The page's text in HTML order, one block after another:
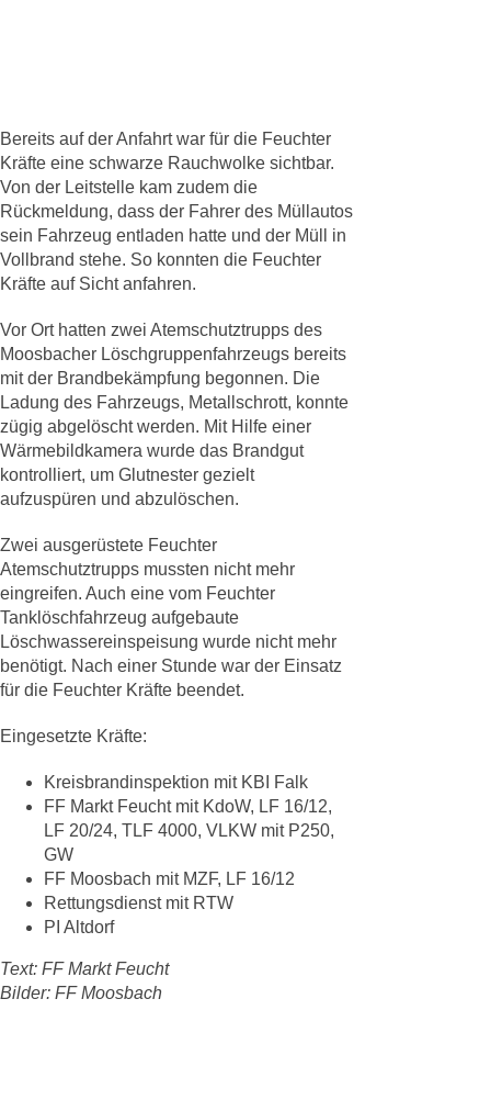
Bereits auf der Anfahrt war für die Feuchter
Kräfte eine schwarze Rauchwolke sichtbar.
Von der Leitstelle kam zudem die
Rückmeldung, dass der Fahrer des Müllautos
sein Fahrzeug entladen hatte und der Müll in
Vollbrand stehe. So konnten die Feuchter
Kräfte auf Sicht anfahren.
Vor Ort hatten zwei Atemschutztrupps des
Moosbacher Löschgruppenfahrzeugs bereits
mit der Brandbekämpfung begonnen. Die
Ladung des Fahrzeugs, Metallschrott, konnte
zügig abgelöscht werden. Mit Hilfe einer
Wärmebildkamera wurde das Brandgut
kontrolliert, um Glutnester gezielt
aufzuspüren und abzulöschen.
Zwei ausgerüstete Feuchter
Atemschutztrupps mussten nicht mehr
eingreifen. Auch eine vom Feuchter
Tanklöschfahrzeug aufgebaute
Löschwassereinspeisung wurde nicht mehr
benötigt. Nach einer Stunde war der Einsatz
für die Feuchter Kräfte beendet.
Eingesetzte Kräfte:
Kreisbrandinspektion mit KBI Falk
FF Markt Feucht mit KdoW, LF 16/12,
LF 20/24, TLF 4000, VLKW mit P250,
GW
FF Moosbach mit MZF, LF 16/12
Rettungsdienst mit RTW
PI Altdorf
Text: FF Markt Feucht
Bilder: FF Moosbach